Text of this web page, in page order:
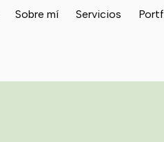
Sobre mí Servicios